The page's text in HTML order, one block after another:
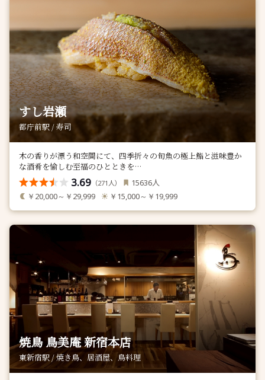
すし岩瀬
都庁前駅 / 寿司
木の香りが漂う和空間にて、四季折々の旬魚の極上鮨と滋味豊か
な酒肴を愉しむ至福のひとときを…
3.69 （271 人） 15636人
￥20,000～￥29,999 ￥15,000～￥19,999
焼鳥 鳥美庵 新宿本店
東新宿駅 / 焼き鳥、居酒屋、鳥料理